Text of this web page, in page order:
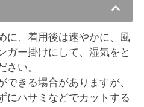
に、着用後は速やかに、風
ガー掛けにして、湿気をと
い。
きる場合がありますが、
にハサミなどでカットする